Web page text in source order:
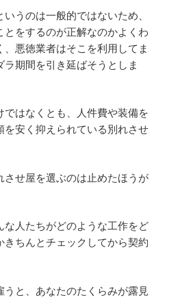
うのは一般的ではないため、
とをするのが正解なのかよくわ
悪徳業者はそこを利用してま
ラ期間を引き延ばそうとしま
ではなくとも、人件費や装備を
を安く抑えられている別れさせ
させ屋を選ぶのは止めたほうが
な人たちがどのような工作をど
きちんとチェックしてから契約
うと、あなたのたくらみが露見